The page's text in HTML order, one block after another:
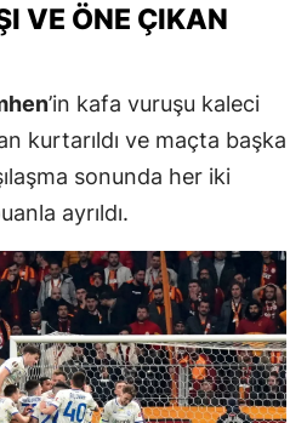
VE ÖNE ÇIKAN
’in kafa vuruşu kaleci
kurtarıldı ve maçta başka
sonunda her iki
ayrıldı.